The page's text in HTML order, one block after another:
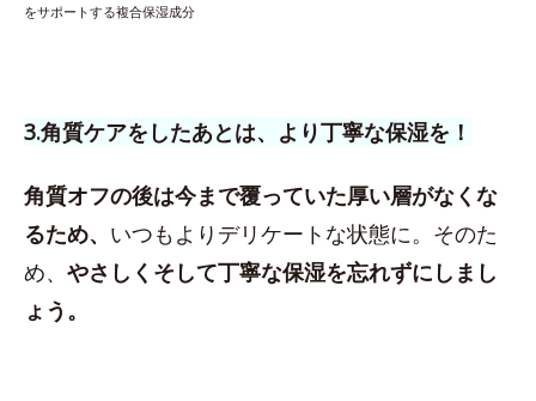
をサポートする複合保湿成分
3.角質ケアをしたあとは、より丁寧な保湿を！
角質オフの後は今まで覆っていた厚い層がなくな
るため、 いつもよりデリケートな状態に。そのた
め、 やさしくそして丁寧な保湿を忘れずにしまし
ょう。